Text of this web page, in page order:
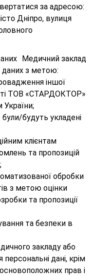
за адресою:
Дніпро, вулиця
Медичний заклад
даних з метою:
іншої
ТОВ «СТАРДОКТОР»
України;
будуть укладені
клієнтам
та пропозицій
обробки
з метою оцінки
та пропозиції
та безпеки в
закладу або
дані, крім
прав і